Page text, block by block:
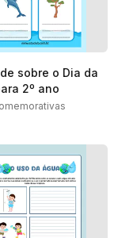
sobre o Dia da
2º ano